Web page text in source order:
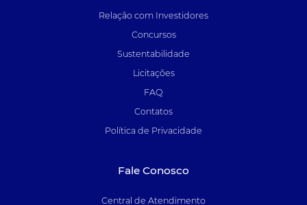
Relação com Investidores
Concursos
Sustentabilidade
Licitações
FAQ
Contatos
Política de Privacidade
Fale Conosco
Central de Atendimento